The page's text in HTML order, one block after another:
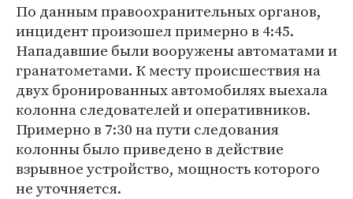
По данным правоохранительных органов,
инцидент произошел примерно в 4:45.
Нападавшие были вооружены автоматами и
гранатометами. К месту происшествия на
двух бронированных автомобилях выехала
колонна следователей и оперативников.
Примерно в 7:30 на пути следования
колонны было приведено в действие
взрывное устройство, мощность которого
не уточняется.